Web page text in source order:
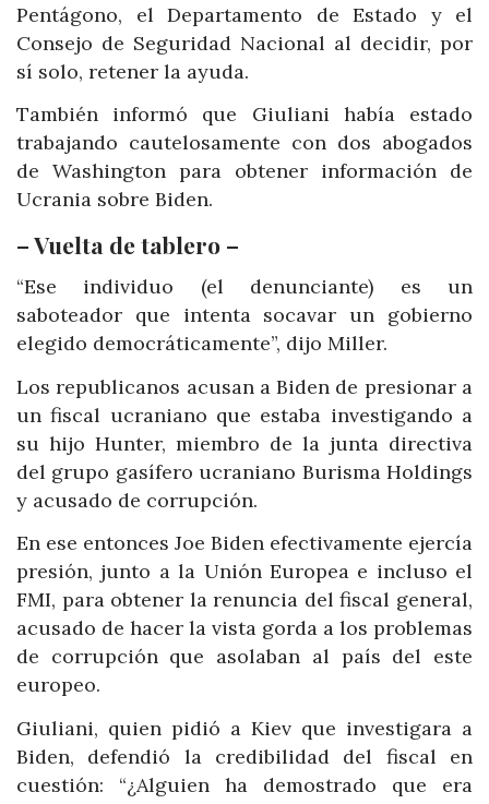
Pentágono, el Departamento de Estado y el
Consejo de Seguridad Nacional al decidir, por
sí solo, retener la ayuda.
También informó que Giuliani había estado
trabajando cautelosamente con dos abogados
de Washington para obtener información de
Ucrania sobre Biden.
– Vuelta de tablero –
“Ese individuo (el denunciante) es un
saboteador que intenta socavar un gobierno
elegido democráticamente”, dijo Miller.
Los republicanos acusan a Biden de presionar a
un fiscal ucraniano que estaba investigando a
su hijo Hunter, miembro de la junta directiva
del grupo gasífero ucraniano Burisma Holdings
y acusado de corrupción.
En ese entonces Joe Biden efectivamente ejercía
presión, junto a la Unión Europea e incluso el
FMI, para obtener la renuncia del fiscal general,
acusado de hacer la vista gorda a los problemas
de corrupción que asolaban al país del este
europeo.
Giuliani, quien pidió a Kiev que investigara a
Biden, defendió la credibilidad del fiscal en
cuestión: “¿Alguien ha demostrado que era